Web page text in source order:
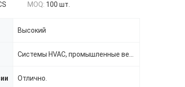
MOQ: 100 шт.
Высокий
Отлично.